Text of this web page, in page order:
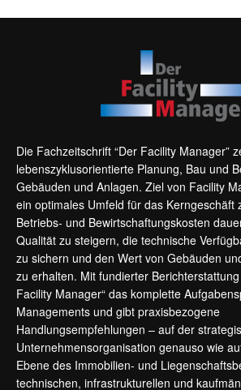
Die Fachzeitschrift “Der Facility Manager”
lebenszyklusorientierte Planung, Bau und
Gebäuden und Anlagen. Ziel von Facility
ein optimales Umfeld für das Kerngeschäft
Betriebs- und Bewirtschaftungskosten
Qualität zu steigern, die technische
zu sichern und den Wert von Gebäuden
zu erhalten. Mit fundierter
Facility Manager“ das komplette
Managements und gibt praxisbezogene
Handlungsempfehlungen – auf der
Unternehmensorganisation genauso wie
Ebene des Immobilien- und
technischen, infrastrukturellen und